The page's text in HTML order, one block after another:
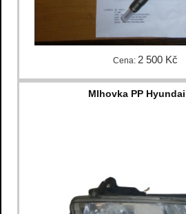
Cena: 2 500 Kč
Mlhovka PP